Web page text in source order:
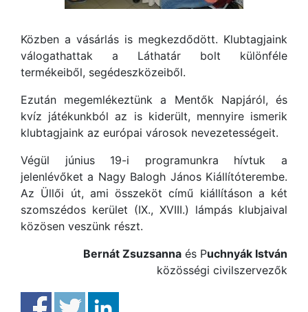
Közben a vásárlás is megkezdődött. Klubtagjaink
válogathattak a Láthatár bolt különféle
termékeiből, segédeszközeiből.
Ezután megemlékeztünk a Mentők Napjáról, és
kvíz játékunkból az is kiderült, mennyire ismerik
klubtagjaink az európai városok nevezetességeit.
Végül június 19-i programunkra hívtuk a
jelenlévőket a Nagy Balogh János Kiállítóterembe.
Az Üllői út, ami összeköt című kiállításon a két
szomszédos kerület (IX., XVIII.) lámpás klubjaival
közösen veszünk részt.
Bernát Zsuzsanna és Puchnyák István
közösségi civilszervezők